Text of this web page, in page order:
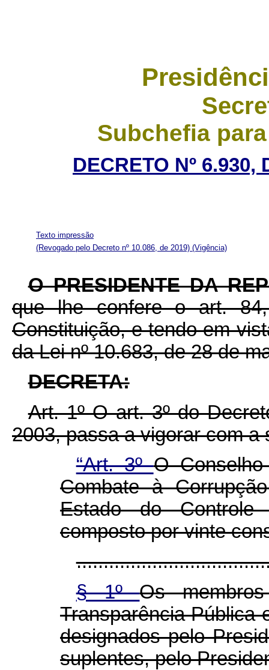
Subchefia
DECRETO Nº 6.930,
Texto impressão
(Revogado pelo Decreto nº 10.086, de 2019) (Vigência)
O PRESIDENTE DA
que lhe confere o art.
Constituição, e tendo em
da Lei nº 10.683, de 28 de
DECRETA:
Art. 1º O art. 3º do
2003, passa a vigorar com a
“Art. 3ºO
Combate à
Estado do
composto por vinte
§ 1ºOs
Transparência Pública
designados pelo
suplentes, pelo